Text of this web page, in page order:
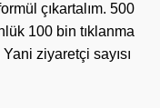
çıkartalım. 500
100 bin tıklanma
ziyaretçi sayısı